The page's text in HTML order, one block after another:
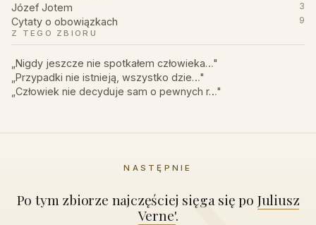
Józef Jotem 3
Cytaty o obowiązkach
9
Z TEGO ZBIORU
„Nigdy jeszcze nie spotkałem człowieka…"
„Przypadki nie istnieją, wszystko dzie…"
„Człowiek nie decyduje sam o pewnych r…"
NASTĘPNIE
Po tym zbiorze najczęściej sięga się po Juliusz
Verne'.